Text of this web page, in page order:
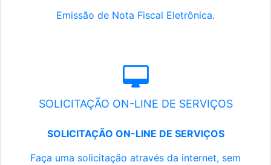
Emissão de Nota Fiscal Eletrônica.
SOLICITAÇÃO ON-LINE DE SERVIÇOS
SOLICITAÇÃO ON-LINE DE SERVIÇOS
Faça uma solicitação através da internet, sem